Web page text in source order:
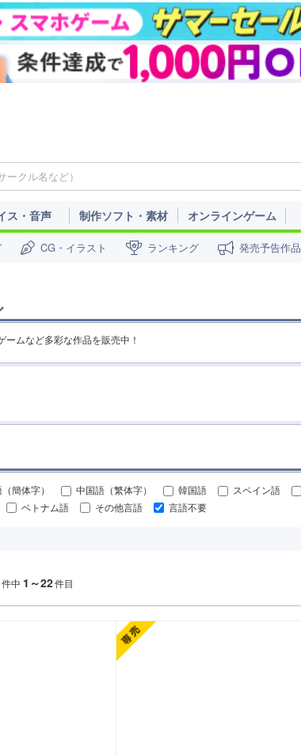
ス・音声 制作ソフト・素材 オンラインゲーム
CG・イラスト ランキング 発売予告作品
ムなど多彩な作品を販売中！
簡体字） 中国語（繁体字） 韓国語 スペイン語
ベトナム語
その他言語 言語不要
件中 1～22件目